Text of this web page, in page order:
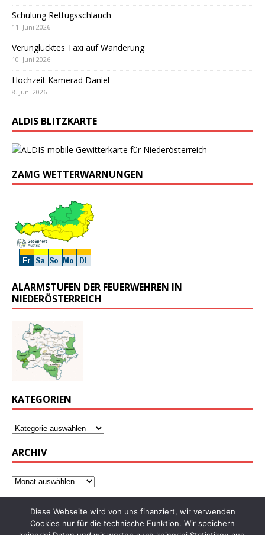
Schulung Rettugsschlauch
11. Juni 2026
Verunglücktes Taxi auf Wanderung
10. Juni 2026
Hochzeit Kamerad Daniel
8. Juni 2026
ALDIS BLITZKARTE
ZAMG WETTERWARNUNGEN
ALARMSTUFEN DER FEUERWEHREN IN
NIEDERÖSTERREICH
KATEGORIEN
ARCHIV
Diese Webseite wird von uns finanziert, wir verwenden
Cookies nur für die technische Funktion. Wir speichern